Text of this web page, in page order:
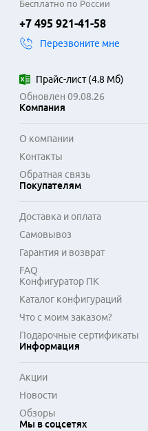
Бесплатно по России
+7 495 921-41-58
Перезвоните мне
Прайс-лист(4.8 Мб)
Обновлен 09.08.26
Компания
О компании
Контакты
Обратная связь
Покупателям
Доставка и оплата
Самовывоз
Гарантия и возврат
FAQ
Конфигуратор ПК
Каталог конфигураций
Что с моим заказом?
Подарочные сертификаты
Информация
Акции
Новости
Обзоры
Мы в соцсетях